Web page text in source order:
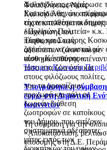
Χαλκηδόνας ενημέρωσε
Εφετείο Αθηνών
είχαν καταθέσει οι
«Πολιτών Πολιτεία»
Τάφας και Σωτήρης
ζητούσαν να ανασταλούν
νέου «Κένταυρου».
ΉπειροςΚοινωνία
Υπογράφηκε η σύμβαση
ευρώ στη Δημοτική
Ιωαννιτών
Τη σύμβαση για την
«Αποκατάσταση,
υποδομής στη Δ.Ε.
Φιλαδέλφειας-Νέας
Χαλκηδόνας, στο πλαίσιο
της αποτελεσματικότερης
διαχείρισης του
πληθυσμού των
αδέσποτων ζώων και με
αίσθημα ευθύνης απέναντι
τόσο στα ζώα όσο και
στους φιλόζωους πολίτες,
που τα φροντίζουν,
προχωρά και πάλι σε
δωρεάν διάθεση
ζωοτροφών σε κατοίκους
του Δήμου, που σιτίζουν
συστηματικά αδέσποτες
γάτες εντός των
διοικητικών του ορίων.